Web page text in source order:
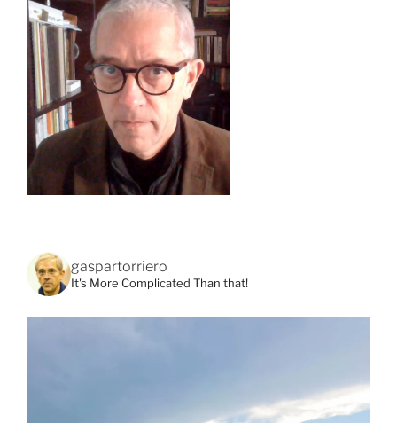
gaspartorriero
It's More Complicated Than that!